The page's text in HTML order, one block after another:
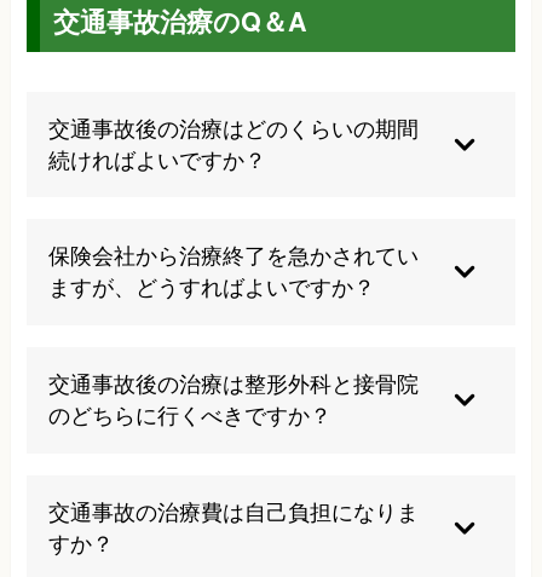
交通事故治療のQ＆A
交通事故後の治療はどのくらいの期間
続ければよいですか？
治療期間が目安ですが、個人差が大きいため一概
には言えません。症状が完全に消失するまで、ま
たは医師が治療の終了を判断するまで継続するこ
ながら、最適な治療期間を見極めています。患者
さんの症状や生活状況に合わせて、無理のない治
療計画を立てることが大切です。
保険会社から治療終了を急かされてい
ますが、どうすればよいですか？
を中止する必要はありません。当院では患者様の
症状に基づいた医学的見地から施術の必要性を判
断し、適切な施術証明書を作成することで、必要
療に専念していただくことが早期回復につながり
ます。
交通事故後の治療は整形外科と接骨院
のどちらに行くべきですか？
整形外科ではレントゲンやMRIなどの検査で骨折
や靭帯損傷などの確認ができ、接骨院では手技療
法や運動療法による機能回復が期待できます。当
交通事故の治療費は自己負担になりま
すか？